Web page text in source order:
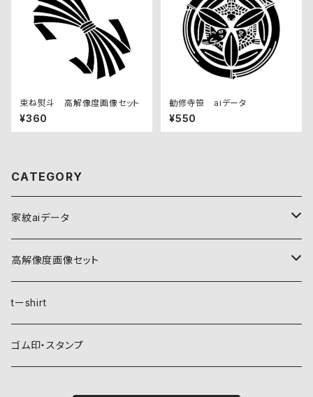
束ね熨斗 高解像度画像セット
¥360
勧修寺笹 aiデータ
¥550
CATEGORY
家紋aiデータ
自然紋
稲妻
霞
植物紋
葵
動物紋
高解像度画像セット
自然紋
稲妻
植物紋
tーshirt
ゴム印・スタンプ